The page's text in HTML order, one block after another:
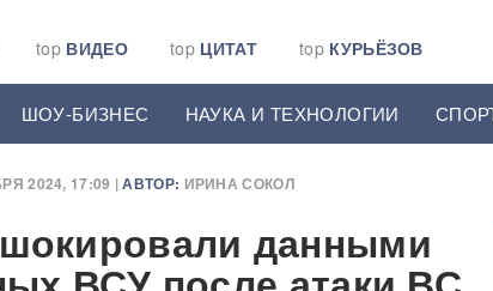
top ВИДЕО top ЦИТАТ top КУРЬЁЗОВ
ШОУ-БИЗНЕС НАУКА И ТЕХНОЛОГИИ
2024, 17:09 |АВТОР: ИРИНА СОКОЛ
данными